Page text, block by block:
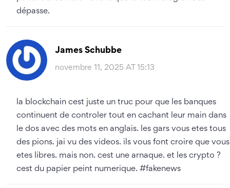
dépasse.
James Schubbe
novembre 11, 2025 AT 15:13
la blockchain cest juste un truc pour que les banques
continuent de controler tout en cachant leur main dans
le dos avec des mots en anglais. les gars vous etes tous
des pions. jai vu des videos. ils vous font croire que vous
etes libres. mais non. cest une arnaque. et les crypto ?
cest du papier peint numerique. #fakenews